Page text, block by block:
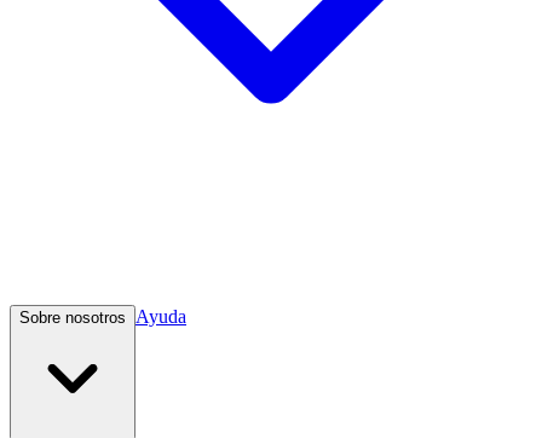
Sobre nosotros Ayuda